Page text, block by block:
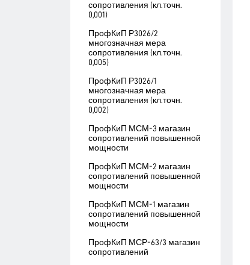
сопротивления (кл.точн.
0,001)
ПрофКиП Р3026/2
многозначная мера
сопротивления (кл.точн.
0,005)
ПрофКиП Р3026/1
многозначная мера
сопротивления (кл.точн.
0,002)
ПрофКиП МСМ-3 магазин
сопротивлений повышенной
мощности
ПрофКиП МСМ-2 магазин
сопротивлений повышенной
мощности
ПрофКиП МСМ-1 магазин
сопротивлений повышенной
мощности
ПрофКиП МСР-63/3 магазин
сопротивлений